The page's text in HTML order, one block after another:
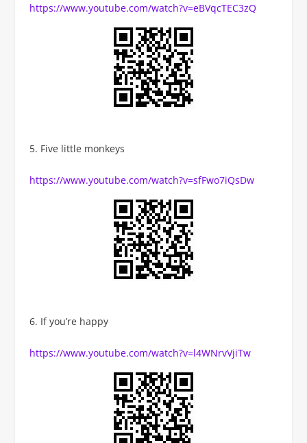
https://www.youtube.com/watch?v=eBVqcTEC3zQ
Five little monkeys
https://www.youtube.com/watch?v=sfFwo7iQsDw
If you’re happy
https://www.youtube.com/watch?v=l4WNrvVjiTw